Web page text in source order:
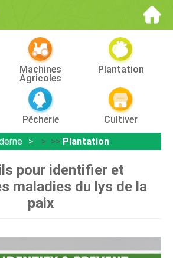
Machines
Agricoles
Plantation
Pêcherie
Cultiver
> >> Plantation
pour identifier et
maladies du lys de la
paix